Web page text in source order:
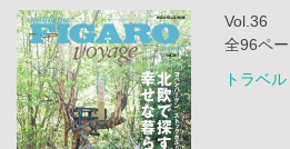
Vol.36
全96ペ
トラベル